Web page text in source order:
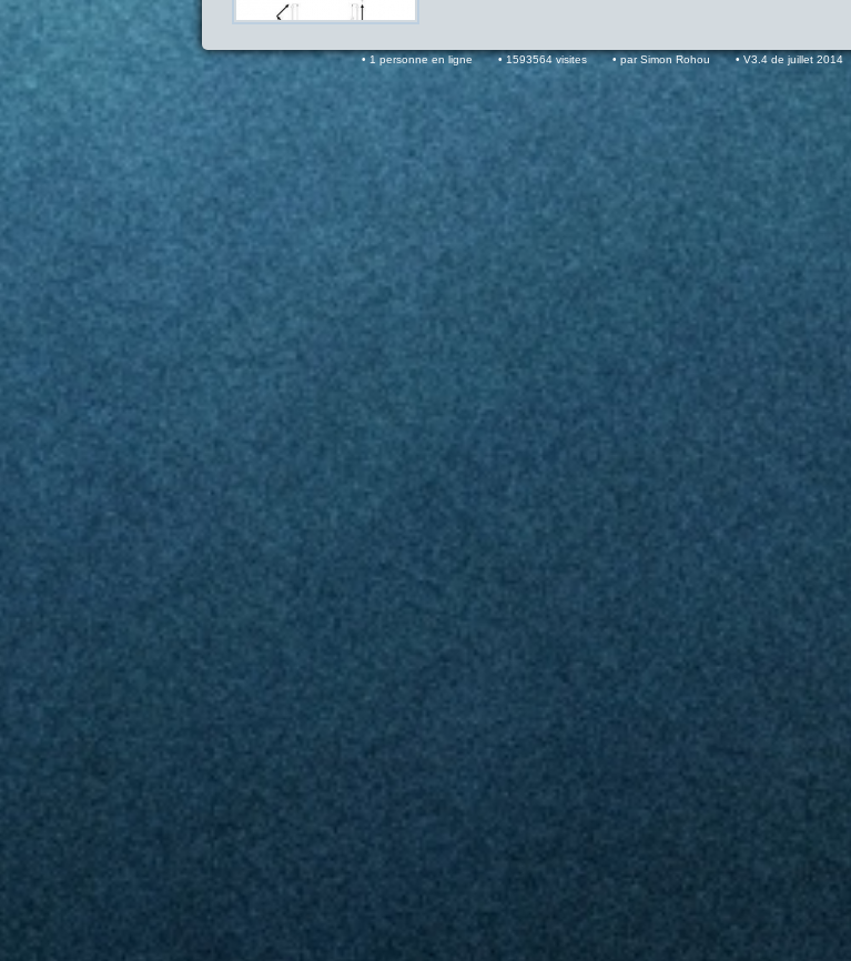
1 personne en ligne 1593564 visites par Simon Rohou V3.4 de juillet 2014